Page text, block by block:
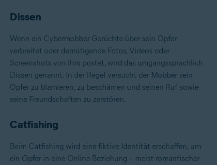
Dissen
Wenn ein Cybermobber Gerüchte über sein Opfer
verbreitet oder demütigende Fotos, Videos oder
Screenshots von ihm postet, wird das umgangssprachlich
Dissen genannt. In der Regel versucht der Mobber sein
Opfer zu blamieren, zu beschämen und seinen Ruf sowie
seine Freundschaften zu zerstören.
Catfishing
Beim Catfishing wird eine fiktive Identität erschaffen, um
ein Opfer in eine Online-Beziehung – meist romantischer